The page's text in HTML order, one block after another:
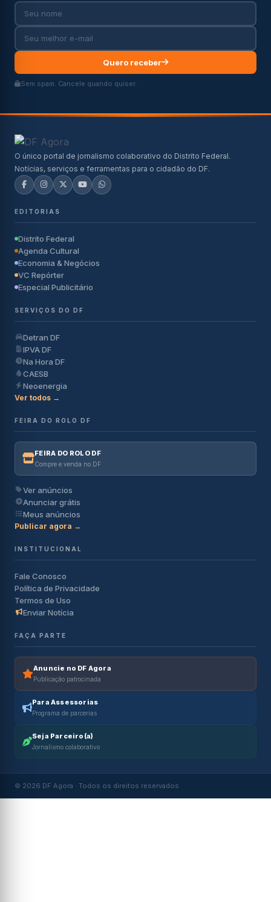
Quero receber
Sem spam. Cancele quando quiser.
O único portal de jornalismo colaborativo do Distrito Federal.
Notícias, serviços e ferramentas para o cidadão do DF.
EDITORIAS
Distrito Federal
Agenda Cultural
Economia & Negócios
VC Repórter
Especial Publicitário
SERVIÇOS DO DF
Detran DF
IPVA DF
Na Hora DF
CAESB
Neoenergia
Ver todos →
FEIRA DO ROLO DF
FEIRA DO ROLO DF
Compre e venda no DF
Ver anúncios
Anunciar grátis
Meus anúncios
Publicar agora →
INSTITUCIONAL
Fale Conosco
Política de Privacidade
Termos de Uso
Enviar Notícia
FAÇA PARTE
Anuncie no DF Agora
Publicação patrocinada
Para Assessorias
Programa de parcerias
Seja Parceiro(a)
Jornalismo colaborativo
© 2026 DF Agora · Todos os direitos reservados